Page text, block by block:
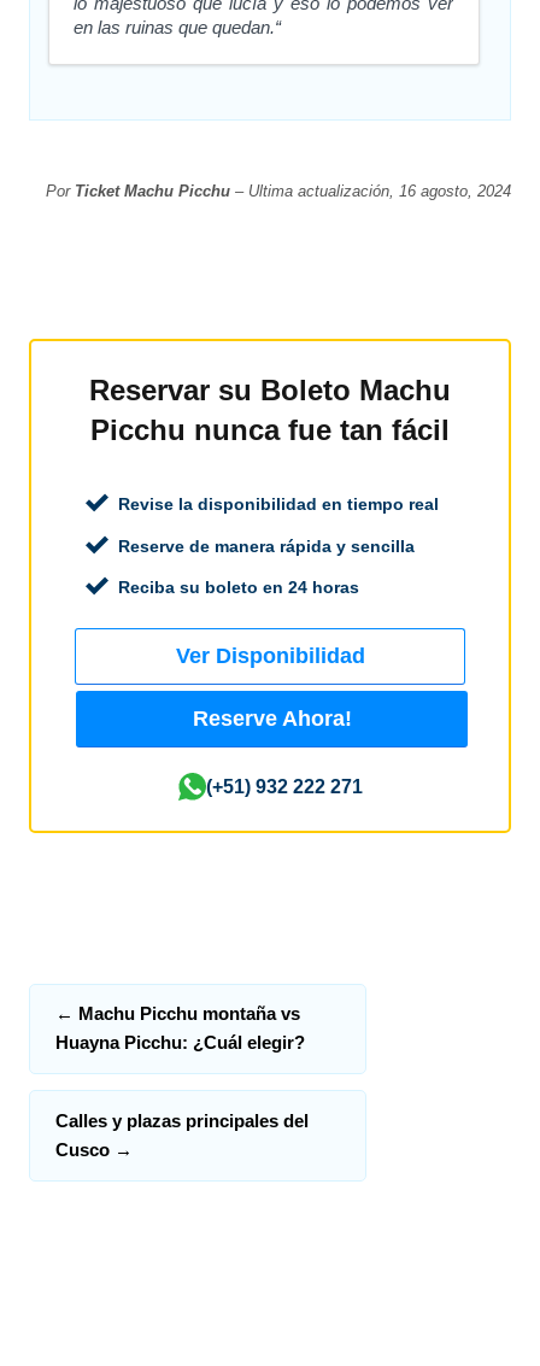
en las ruinas que quedan.“
Por Ticket Machu Picchu– Ultima actualización, 16 agosto, 2024
Reservar su Boleto Machu
Picchu nunca fue tan fácil
Revise la disponibilidad en tiempo real
Reserve de manera rápida y sencilla
Reciba su boleto en 24 horas
Ver Disponibilidad
Reserve Ahora!
(+51) 932 222 271
← Machu Picchu montaña vs
Huayna Picchu: ¿Cuál elegir?
Calles y plazas principales del
Cusco →